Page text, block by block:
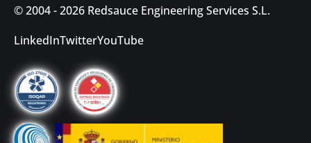
© 2004 - 2026 Redsauce Engineering Services S.L.
LinkedInTwitterYouTube